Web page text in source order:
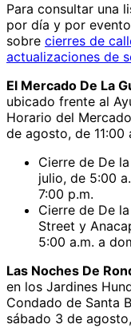
Para consultar una
por día y por
sobre cierres de
actualizaciones de
El Mercado De La
ubicado frente al
Horario del
de agosto, de 11:00
Cierre de De
julio, de 5:00
7:00 p.m.
Cierre de De
Street y
5:00 a.m. a
Las Noches De
en los Jardines
Condado de Santa
sábado 3 de